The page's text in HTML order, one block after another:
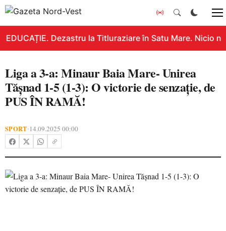
EDUCAȚIE. Dezastru la Titluraziare în Satu Mare. Nicio
Liga a 3-a: Minaur Baia Mare- Unirea
Tășnad 1-5 (1-3): O victorie de senzație, de
PUS ÎN RAMĂ!
SPORT•14.09.2025 00:00